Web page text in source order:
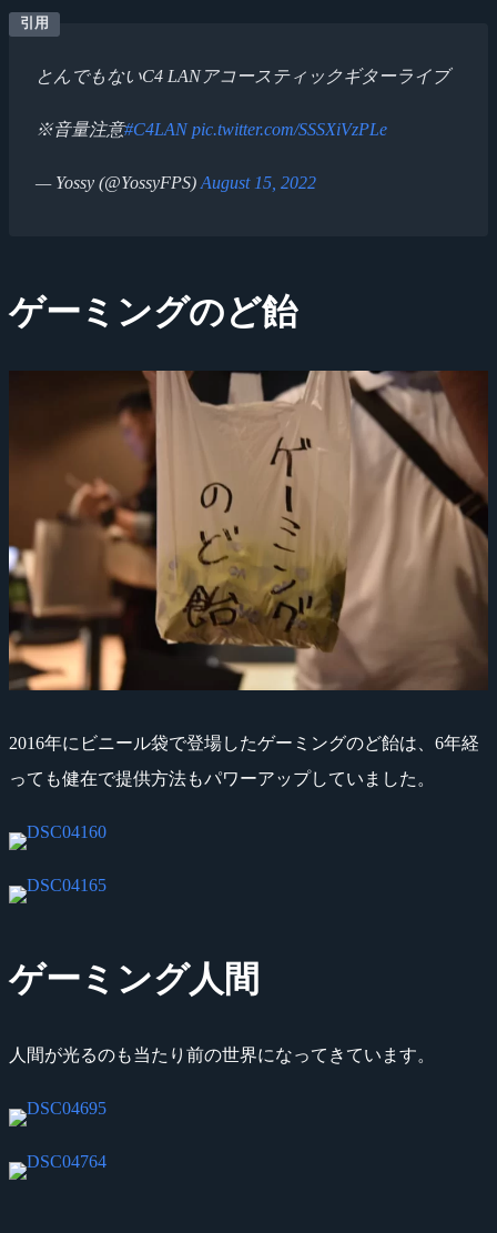
とんでもないC4 LANアコースティックギターライブ
※音量注意#C4LAN pic.twitter.com/SSSXiVzPLe
— Yossy (@YossyFPS) August 15, 2022
ゲーミングのど飴
2016年にビニール袋で登場したゲーミングのど飴は、6年経
っても健在で提供方法もパワーアップしていました。
ゲーミング人間
人間が光るのも当たり前の世界になってきています。